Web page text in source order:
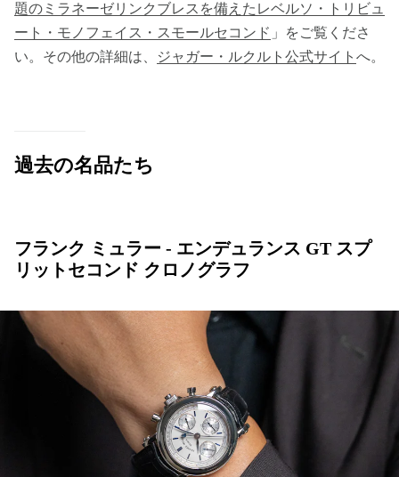
題のミラネーゼリンクブレスを備えたレベルソ・トリビュ
ート・モノフェイス・スモールセコンド 」をご覧くださ
い。その他の詳細は、
ジャガー・ルクルト公式サイト へ。
過去の名品たち
フランク ミュラー - エンデュランス GT スプ
リットセコンド クロノグラフ